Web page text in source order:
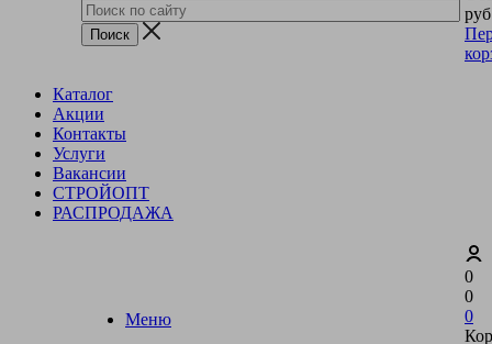
Каталог
Акции
Контакты
Услуги
Вакансии
СТРОЙОПТ
РАСПРОДАЖА
Меню
0
0
0